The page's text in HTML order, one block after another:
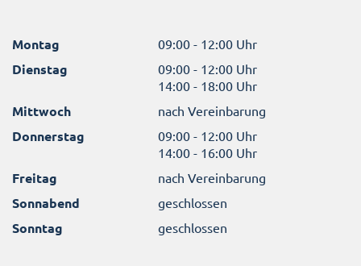
Montag 09:00 - 12:00 Uhr
Dienstag
09:00 - 12:00 Uhr
14:00 - 18:00 Uhr
Mittwoch nach Vereinbarung
Donnerstag
09:00 - 12:00 Uhr
14:00 - 16:00 Uhr
Freitag nach Vereinbarung
Sonnabend geschlossen
Sonntag geschlossen